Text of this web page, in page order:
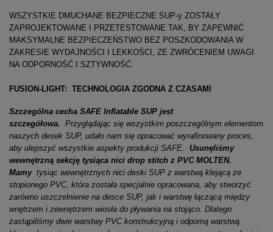
WSZYSTKIE DMUCHANE BEZPIECZNE SUP-y ZOSTAŁY
ZAPROJEKTOWANE I PRZETESTOWANE TAK, BY ZAPEWNIĆ
MAKSYMALNE BEZPIECZEŃSTWO BEZ POSZKODOWANIA W
ZAKRESIE WYDAJNOŚCI I LEKKOŚCI, ZE ZWRÓCENIEM UWAGI
NA ODPORNOŚĆ I SZTYWNOŚĆ.
FUSION-LIGHT: TECHNOLOGIA ZGODNA Z CZASAMI
Szczególna cecha SAFE Inflatable SUP jest
szczegółowa. Przyglądając się wszystkim poszczególnym elementom
naszych desek SUP, udało nam się opracować wyrafinowany proces,
aby ulepszyć wszystkie aspekty produkcji SAFE. Usunęliśmy
wewnętrzną sekcję tysiąca nici drop stitch z PVC MOLTEN.
Mamytysiąc wewnętrznych nici deski SUP z warstwą klejącą ze
stopionego PVC, która została specjalnie opracowana, aby stworzyć
zarówno uszczelnienie na desce SUP, jak i warstwę łączącą między
wnętrzem i zewnętrzem wiosła do pływania na stojąco. Dlatego
zastąpiliśmy dwie warstwy PVC konstrukcyjną i odporną warstwą